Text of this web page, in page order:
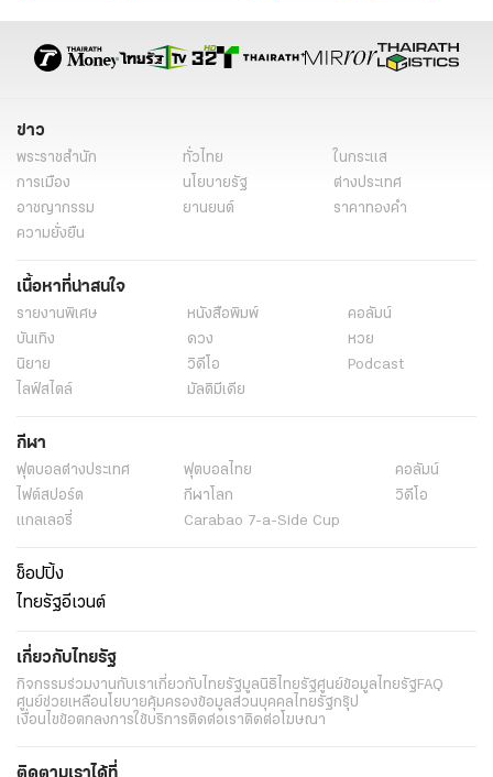
ข่าว
พระราชสำนัก ทั่วไทย
ในกระแส
การเมือง
นโยบายรัฐ
ต่างประเทศ
อาชญากรรม
ยานยนต์
ราคาทองคำ
ความยั่งยืน
เนื้อหาที่น่าสนใจ
รายงานพิเศษ หนังสือพิมพ์
คอลัมน์
บันเทิง
ดวง
หวย
นิยาย
วิดีโอ
Podcast
ไลฟ์สไตล์
มัลติมีเดีย
กีฬา
ฟุตบอลต่่างประเทศ ฟุตบอลไทย
คอลัมน์
ไฟต์สปอร์ต
กีฬาโลก
วิดีโอ
แกลเลอรี่
Carabao 7-a-Side Cup
ช็อปปิ้ง
ไทยรัฐอีเวนต์
เกี่ยวกับไทยรัฐ
กิจกรรมร่วมงานกับเราเกี่ยวกับไทยรัฐมูลนิธิไทยรัฐศูนย์ข้อมูลไทยรัฐFAQ
ศูนย์ช่วยเหลือนโยบายคุ้มครองข้อมูลส่วนบุคคลไทยรัฐกรุ๊ป
เงื่อนไขข้อตกลงการใช้บริการติดต่อเราติดต่อโฆษณา